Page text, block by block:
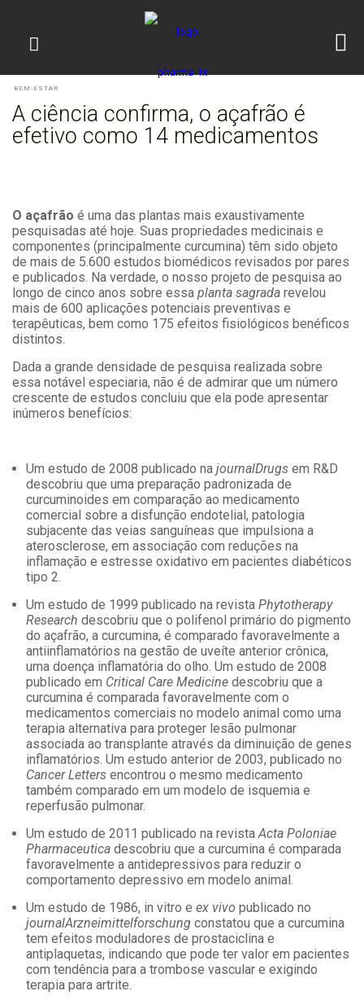
BEM-ESTAR
A ciência confirma, o açafrão é
efetivo como 14 medicamentos
O açafrão é uma das plantas mais exaustivamente
pesquisadas ​​até hoje. Suas propriedades medicinais e
componentes (principalmente curcumina) têm sido objeto
de mais de 5.600 estudos biomédicos revisados por pares
e publicados. Na verdade, o nosso projeto de pesquisa ao
longo de cinco anos sobre essa planta sagrada revelou
mais de 600 aplicações potenciais preventivas e
terapêuticas, bem como 175 efeitos fisiológicos benéficos
distintos.
Dada a grande densidade de pesquisa realizada sobre
essa notável especiaria, não é de admirar que um número
crescente de estudos concluiu que ela pode apresentar
inúmeros benefícios:
Um estudo de 2008 publicado na journalDrugs em R&D
descobriu que uma preparação padronizada de
curcuminoides em comparação ao medicamento
comercial sobre a disfunção endotelial, patologia
subjacente das veias sanguíneas que impulsiona a
aterosclerose, em associação com reduções na
inflamação e estresse oxidativo em pacientes diabéticos
tipo 2.
Um estudo de 1999 publicado na revista Phytotherapy
Research descobriu que o polifenol primário do pigmento
do açafrão, a curcumina, é comparado favoravelmente a
antiinflamatórios na gestão de uveíte anterior crônica,
uma doença inflamatória do olho. Um estudo de 2008
publicado em Critical Care Medicine descobriu que a
curcumina é comparada favoravelmente com o
medicamentos comerciais no modelo animal como uma
terapia alternativa para proteger lesão pulmonar
associada ao transplante através da diminuição de genes
inflamatórios. Um estudo anterior de 2003, publicado no
Cancer Letters encontrou o mesmo medicamento
também comparado em um modelo de isquemia e
reperfusão pulmonar.
Um estudo de 2011 publicado na revistaActa Poloniae
Pharmaceutica descobriu que a curcumina é comparada
favoravelmente a antidepressivos para reduzir o
comportamento depressivo em modelo animal.
Um estudo de 1986, in vitro e ex vivo publicado no
journalArzneimittelforschung constatou que a curcumina
tem efeitos moduladores de prostaciclina e
antiplaquetas, indicando que pode ter valor em pacientes
com tendência para a trombose vascular e exigindo
terapia para artrite.